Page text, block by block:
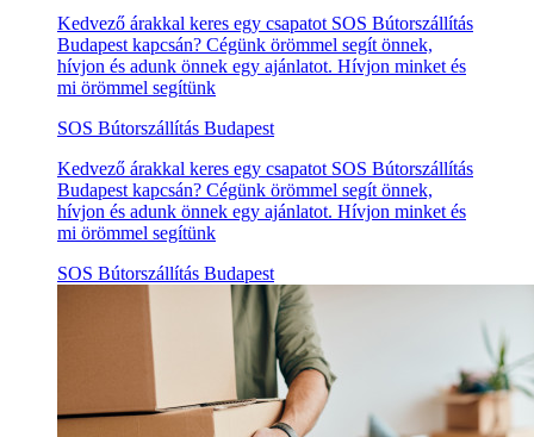
Kedvező árakkal keres egy csapatot SOS Bútorszállítás
Budapest kapcsán? Cégünk örömmel segít önnek,
hívjon és adunk önnek egy ajánlatot. Hívjon minket és
mi örömmel segítünk
SOS Bútorszállítás Budapest
Kedvező árakkal keres egy csapatot SOS Bútorszállítás
Budapest kapcsán? Cégünk örömmel segít önnek,
hívjon és adunk önnek egy ajánlatot. Hívjon minket és
mi örömmel segítünk
SOS Bútorszállítás Budapest